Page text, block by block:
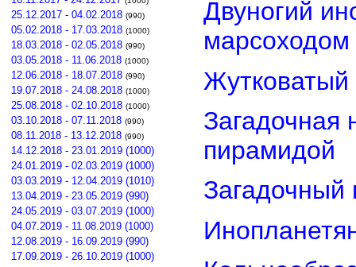
25.12.2017 - 04.02.2018 (990)
05.02.2018 - 17.03.2018 (1000)
18.03.2018 - 02.05.2018 (990)
03.05.2018 - 11.06.2018 (1000)
12.06.2018 - 18.07.2018 (990)
19.07.2018 - 24.08.2018 (1000)
25.08.2018 - 02.10.2018 (1000)
03.10.2018 - 07.11.2018 (990)
08.11.2018 - 13.12.2018 (990)
14.12.2018 - 23.01.2019 (1000)
24.01.2019 - 02.03.2019 (1000)
03.03.2019 - 12.04.2019 (1010)
13.04.2019 - 23.05.2019 (990)
24.05.2019 - 03.07.2019 (1000)
04.07.2019 - 11.08.2019 (1000)
12.08.2019 - 16.09.2019 (990)
17.09.2019 - 26.10.2019 (1000)
Двуногий
марсоходом
Загадочная
пирамидой